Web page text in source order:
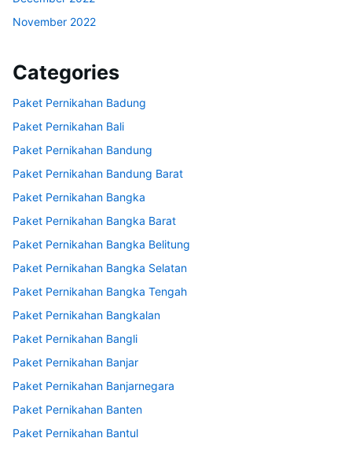
November 2022
Categories
Paket Pernikahan Badung
Paket Pernikahan Bali
Paket Pernikahan Bandung
Paket Pernikahan Bandung Barat
Paket Pernikahan Bangka
Paket Pernikahan Bangka Barat
Paket Pernikahan Bangka Belitung
Paket Pernikahan Bangka Selatan
Paket Pernikahan Bangka Tengah
Paket Pernikahan Bangkalan
Paket Pernikahan Bangli
Paket Pernikahan Banjar
Paket Pernikahan Banjarnegara
Paket Pernikahan Banten
Paket Pernikahan Bantul